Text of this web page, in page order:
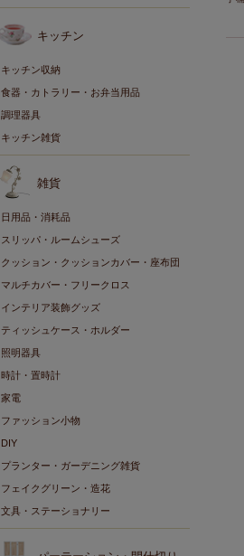
キッチン
キッチン収納
食器・カトラリー・お弁当用品
調理器具
キッチン雑貨
雑貨
日用品・消耗品
スリッパ・ルームシューズ
クッション・クッションカバー・座布団
マルチカバー・フリークロス
インテリア装飾グッズ
ティッシュケース・ホルダー
照明器具
時計・置時計
家電
ファッション小物
DIY
プランター・ガーデニング雑貨
フェイクグリーン・造花
文具・ステーショナリー